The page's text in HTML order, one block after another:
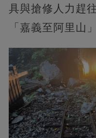
具與搶修人力趕
「嘉義至阿里山